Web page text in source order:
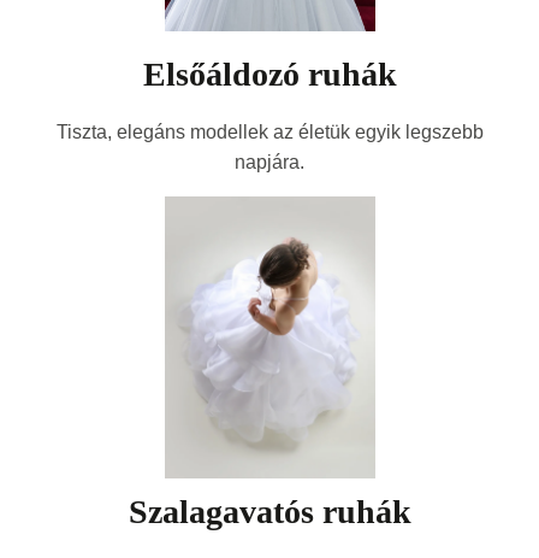
Elsőáldozó ruhák
Tiszta, elegáns modellek az életük egyik legszebb
napjára.
Szalagavatós ruhák